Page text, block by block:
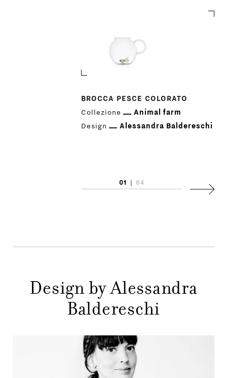
PRODOTTI
NEWS
CONTATTI
BROCCA PESCE COLORATO
Collezione
Animal farm
Design
Alessandra Baldereschi
01 64
Design by Alessandra
Baldereschi